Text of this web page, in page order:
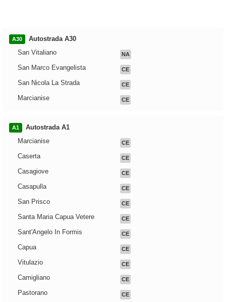
A30
Autostrada A30
San Vitaliano
NA
San Marco Evangelista CE
San Nicola La Strada CE
Marcianise CE
A1
Autostrada A1
Marcianise
CE
Caserta CE
Casagiove CE
Casapulla CE
San Prisco CE
Santa Maria Capua Vetere CE
Sant'Angelo In Formis CE
Capua CE
Vitulazio CE
Camigliano CE
Pastorano CE